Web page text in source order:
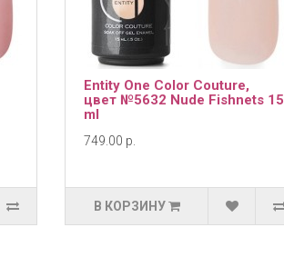
Entity One Color Couture,
цвет №5632 Nude Fishnets 15
ml
749.00 р.
В КОРЗИНУ